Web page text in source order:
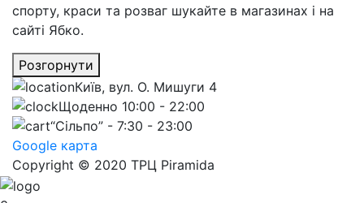
спорту, краси та розваг шукайте в магазинах і на
сайті Ябко.
Розгорнути
Київ, вул. О. Мишуги 4
Щоденно 10:00 - 22:00
“Сільпо” - 7:30 - 23:00
Google карта
Copyright © 2020 ТРЦ Piramida